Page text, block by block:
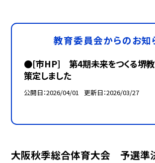
教育委員会からのお知
●[市HP] 第4期未来をつくる堺教
策定しました
公開日 2026/04/01 更新日 2026/03/27
大阪秋季総合体育大会 予選準